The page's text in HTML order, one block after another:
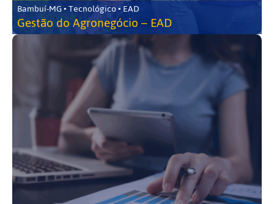
Bambuí-MG • Tecnológico • EAD
Gestão do Agronegócio – EAD